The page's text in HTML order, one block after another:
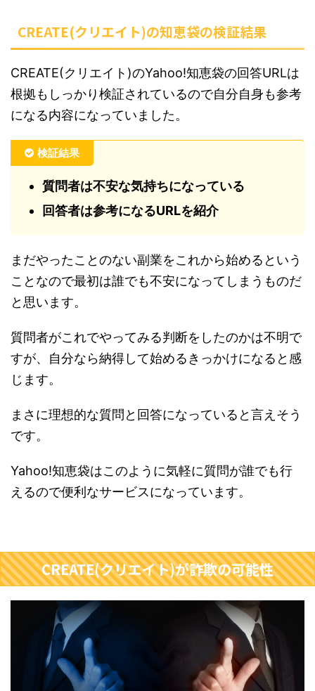
CREATE(クリエイト)の知恵袋の検証結果
CREATE(クリエイト)のYahoo!知恵袋の回答URLは
根拠もしっかり検証されているので自分自身も参考
になる内容になっていました。
検証結果
質問者は不安な気持ちになっている
回答者は参考になるURLを紹介
まだやったことのない副業をこれから始めるという
ことなので最初は誰でも不安になってしまうものだ
と思います。
質問者がこれでやってみる判断をしたのかは不明で
すが、自分なら納得して始めるきっかけになると感
じます。
まさに理想的な質問と回答になっていると言えそう
です。
Yahoo!知恵袋はこのように気軽に質問が誰でも行
えるので便利なサービスになっています。
CREATE(クリエイト)が詐欺の可能性